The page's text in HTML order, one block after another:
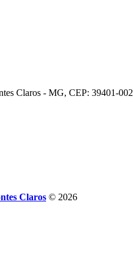
Claros - MG, CEP: 39401-002
Claros © 2026